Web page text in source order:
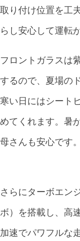
取り付け位置を工
らし安心して運転
フロントガラスは
するので、夏場の
寒い日にはシート
めてくれます。暑
母さんも安心です。
さらにターボエン
ボ）を搭載し、高
加速でパワフルな